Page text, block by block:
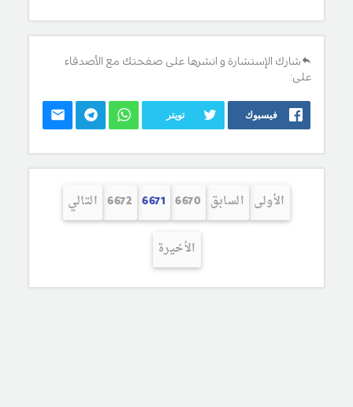
شارك الإستشارة و انشرها على صفحتك مع الأصدقاء
على:
فيسبوك تويتر
الأولى السابق 6670
6671
6672 التالي
الأخيرة